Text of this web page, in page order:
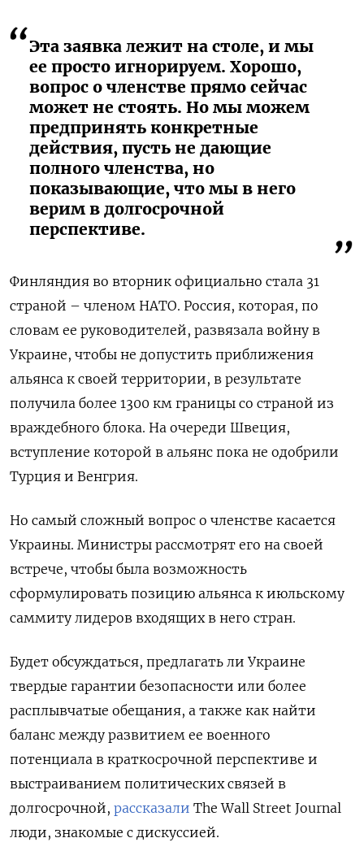
Эта заявка лежит на столе, и мы
ее просто игнорируем. Хорошо,
вопрос о членстве прямо сейчас
может не стоять. Но мы можем
предпринять конкретные
действия, пусть не дающие
полного членства, но
показывающие, что мы в него
верим в долгосрочной
перспективе.
Финляндия во вторник официально стала 31
страной – членом НАТО. Россия, которая, по
словам ее руководителей, развязала войну в
Украине, чтобы не допустить приближения
альянса к своей территории, в результате
получила более 1300 км границы со страной из
враждебного блока. На очереди Швеция,
вступление которой в альянс пока не одобрили
Турция и Венгрия.
Но самый сложный вопрос о членстве касается
Украины. Министры рассмотрят его на своей
встрече, чтобы была возможность
сформулировать позицию альянса к июльскому
саммиту лидеров входящих в него стран.
Будет обсуждаться, предлагать ли Украине
твердые гарантии безопасности или более
расплывчатые обещания, а также как найти
баланс между развитием ее военного
потенциала в краткосрочной перспективе и
выстраиванием политических связей в
долгосрочной, рассказали The Wall Street Journal
люди, знакомые с дискуссией.